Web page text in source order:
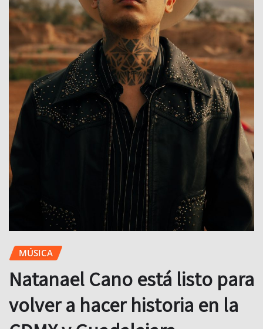
MÚSICA
Natanael Cano está listo para
volver a hacer historia en la